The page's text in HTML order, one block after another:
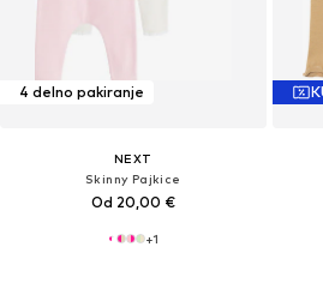
4 delno pakiranje
NEXT
Skinny Pajkice
Od 20,00 €
+1